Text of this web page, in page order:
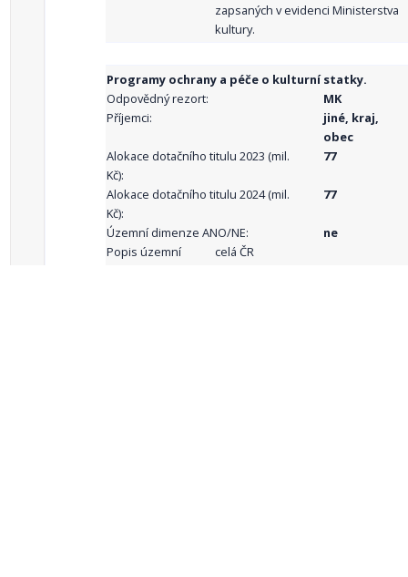
zapsaných v evidenci Ministerstva
kultury.
Programy ochrany a péče o kulturní statky.
Odpovědný rezort:
MK
Příjemci:
jiné, kraj,
obec
Alokace dotačního titulu 2023 (mil.
Kč):
77
Alokace dotačního titulu 2024 (mil.
Kč):
77
Územní dimenze ANO/NE:
ne
Popis územní
celá ČR